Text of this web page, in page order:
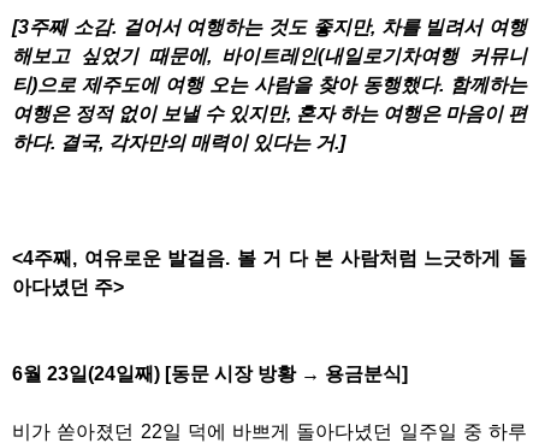
[3주째 소감. 걸어서 여행하는 것도 좋지만, 차를 빌려서 여행
해보고 싶었기 때문에, 바이트레인(내일로기차여행 커뮤니
티)으로 제주도에 여행 오는 사람을 찾아 동행했다. 함께하는
여행은 정적 없이 보낼 수 있지만, 혼자 하는 여행은 마음이 편
하다. 결국, 각자만의 매력이 있다는 거.]
<4주째, 여유로운 발걸음. 볼 거 다 본 사람처럼 느긋하게 돌
아다녔던 주>
6월 23일(24일째) [동문 시장 방황 → 용금분식]
비가 쏟아졌던 22일 덕에 바쁘게 돌아다녔던 일주일 중 하루